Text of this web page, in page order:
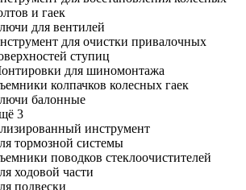
и гаек
для вентилей
для очистки привалочных
ступиц
для шиномонтажа
колпачков колесных гаек
балонные
3
инструмент
тормозной системы
поводков стеклоочистителей
ходовой части
подвески